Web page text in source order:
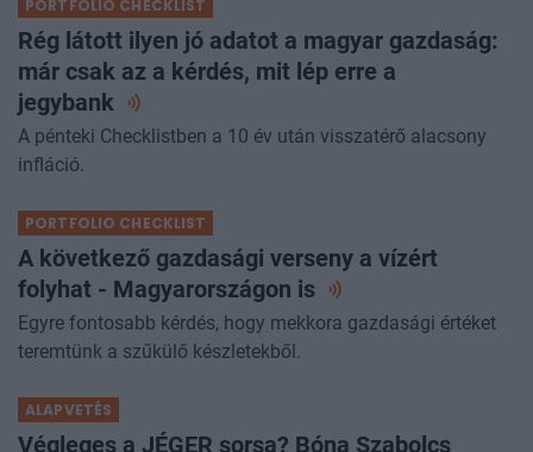
PORTFOLIO CHECKLIST
Rég látott ilyen jó adatot a magyar gazdaság:
már csak az a kérdés, mit lép erre a
jegybank
A pénteki Checklistben a 10 év után visszatérő alacsony
PORTFOLIO CHECKLIST
A következő gazdasági verseny a vízért
folyhat - Magyarországonis
Egyre fontosabb kérdés, hogy mekkora gazdasági értéket
ALAPVETÉS